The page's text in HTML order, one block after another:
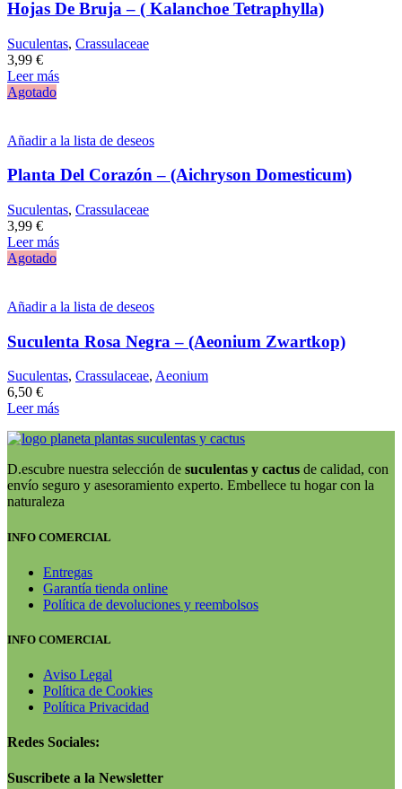
Hojas De Bruja – ( Kalanchoe Tetraphylla)
Suculentas, Crassulaceae
3,99 €
Leer más
Agotado
Añadir a la lista de deseos
Planta Del Corazón – (Aichryson Domesticum)
Suculentas, Crassulaceae
3,99 €
Leer más
Agotado
Añadir a la lista de deseos
Suculenta Rosa Negra – (Aeonium Zwartkop)
Suculentas, Crassulaceae, Aeonium
6,50 €
Leer más
D.escubre nuestra selección de suculentas y cactus de calidad, con
envío seguro y asesoramiento experto. Embellece tu hogar con la
naturaleza
INFO COMERCIAL
Entregas
Garantía tienda online
Política de devoluciones y reembolsos
INFO COMERCIAL
Aviso Legal
Política de Cookies
Política Privacidad
Redes Sociales:
Suscribete a la Newsletter